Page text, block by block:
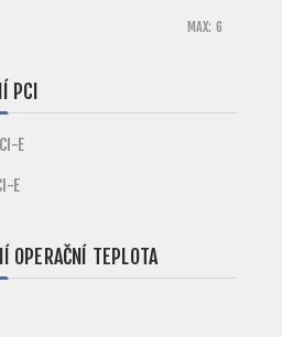
MAX: 6
PCI
E
E
OPERAČNÍ TEPLOTA